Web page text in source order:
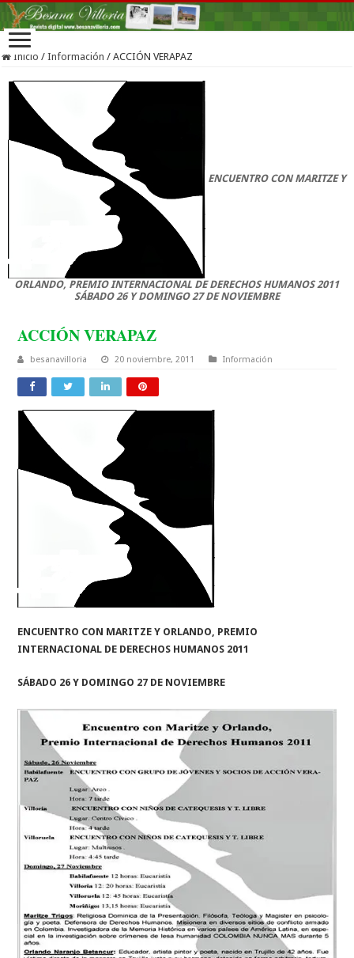
Inicio / Información / ACCIÓN VERAPAZ
ENCUENTRO CON MARITZE Y
ORLANDO, PREMIO INTERNACIONAL DE DERECHOS HUMANOS 2011
SÁBADO 26 Y DOMINGO 27 DE NOVIEMBRE
ACCIÓN VERAPAZ
besanavilloria 20 noviembre, 2011 Información
ENCUENTRO CON MARITZE Y ORLANDO, PREMIO
INTERNACIONAL DE DERECHOS HUMANOS 2011
SÁBADO 26 Y DOMINGO 27 DE NOVIEMBRE